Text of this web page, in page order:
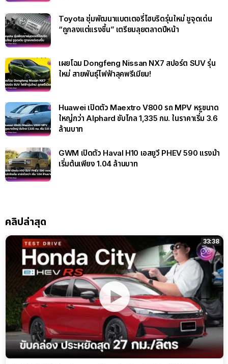
Toyota ซุ่มพัฒนาแบตเตอรี่ไฮบริดรุ่นใหม่ ชูจุดเด่น
“ถูกลงแต่แรงขึ้น” เตรียมลุยตลาดปีหน้า
เผยโฉม Dongfeng Nissan NX7 สปอร์ต SUV รุ่น
ใหม่ สายพันธุ์ไฟฟ้าลุคพรีเมียม!
Huawei เปิดตัว Maextro V800 รถ MPV หรูขนาด
ใหญ่กว่า Alphard ขับไกล 1,335 กม. ในราคาเริ่ม 3.6
ล้านบาท
GWM เปิดตัว Haval H10 เอสยูวี PHEV 590 แรงม้า
เริ่มต้นเพียง 1.04 ล้านบาท
คลิปล่าสุด
33:38